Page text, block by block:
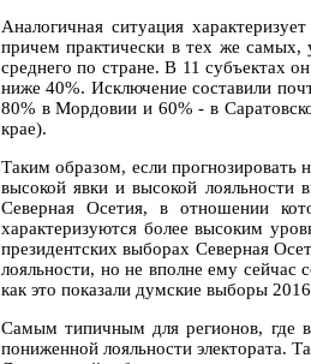
Аналогичная ситуация
причем практически в тех же
среднего по стране. В 11 субъектах
ниже 40%. Исключение составили
80% в Мордовии и 60% - в
крае).
Таким образом, если прогнозировать
высокой явки и высокой лояльности
Северная Осетия, в отношении
характеризуются более высоким
президентских выборах Северная
лояльности, но не вполне ему сейчас
как это показали думские выборы 2016
Самым типичным для регионов, где
пониженной лояльности электората.